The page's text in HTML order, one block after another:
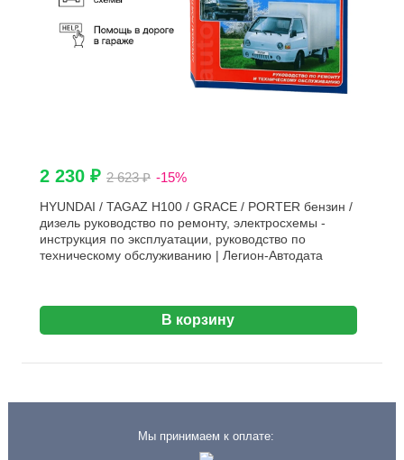
2 230 ₽ 2 623 ₽ -15%
HYUNDAI / TAGAZ H100 / GRACE / PORTER бензин /
дизель руководство по ремонту, электросхемы -
инструкция по эксплуатации, руководство по
техническому обслуживанию | Легион-Aвтодата
В корзину
Мы принимаем к оплате: